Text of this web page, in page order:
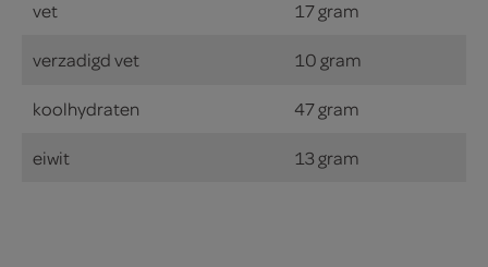
vet 17 gram
verzadigd vet 10 gram
koolhydraten 47 gram
eiwit 13 gram